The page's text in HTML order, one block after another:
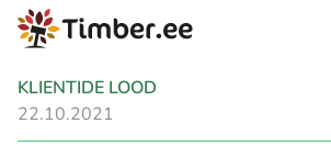
KLIENTIDE LOOD
22.10.2021